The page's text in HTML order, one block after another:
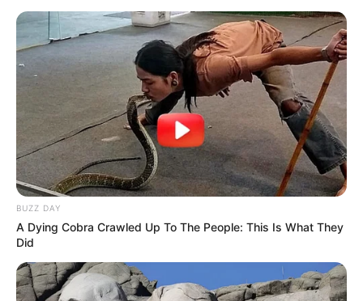
BUZZ DAY
A Dying Cobra Crawled Up To The People: This Is What They
Did